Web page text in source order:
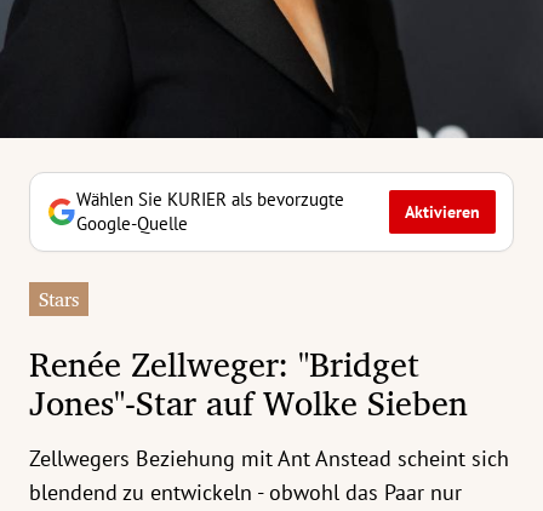
Untermenü
Untermenü
Untermenü
Untermenü
Untermenü
Untermenü
Untermenü
Wählen Sie KURIER als bevorzugte
Google-Quelle
Aktivieren
Stars
Renée Zellweger: "Bridget
Jones"-Star auf Wolke Sieben
Zellwegers Beziehung mit Ant Anstead scheint sich
blendend zu entwickeln - obwohl das Paar nur